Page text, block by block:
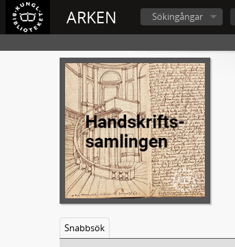
ARKEN Sökingångar
Snabbsök